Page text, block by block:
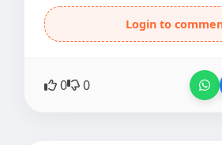
Login to
0 0